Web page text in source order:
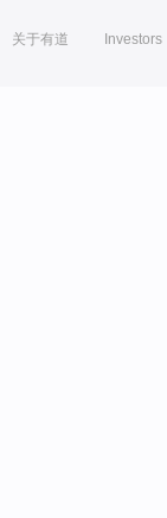
关于有道 Investors